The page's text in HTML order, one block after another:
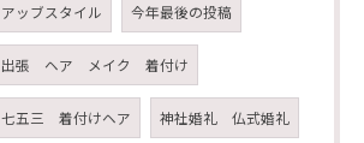
アッブスタイル 今年最後の投稿
出張 ヘア メイク 着付け
七五三 着付けヘア 神社婚礼 仏式婚礼